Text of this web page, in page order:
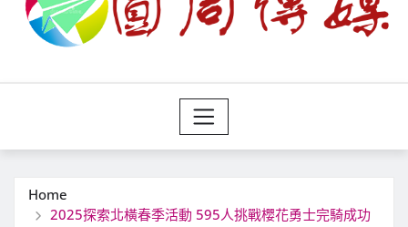
Home
2025探索北橫春季活動 595人挑戰櫻花勇士完騎成功